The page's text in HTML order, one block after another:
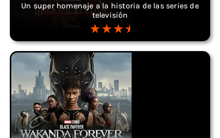
Un super homenaje a la historia de las series de
televisión